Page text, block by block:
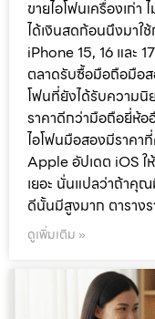
ขายไอโฟนเครื่องเก่า
ได้เงินสดก้อนนึงมาใ
iPhone 15, 16 และ
ตลาดรับซื้อมือถือมือ
โฟนที่ยังได้รับความนิ
ราคาดีกว่ามือถือยี่ห้อ
ไอโฟนมือสองมีราคา
Apple อัปเดต iOS ใ
เยอะ นั่นแปลว่าถ้าคุณ
ดีนั้นมีสูงมาก ตาราง
ดูเพิ่มเติม »